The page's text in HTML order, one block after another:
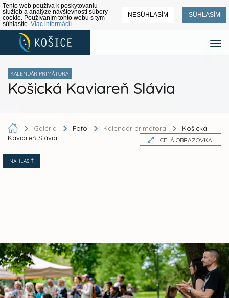
Tento web používa k poskytovaniu
služieb a analýze návštevnosti súbory
cookie. Používaním tohto webu s tým
súhlasíte. Viac informácií
NESÚHLASÍM SÚHLASÍM
KALENDÁR PRIMÁTORA
Košická Kaviareň Slávia
Galéria Foto Kalendár primátora
Košická
Kaviareň Slávia
CELÁ OBRAZOVKA
NAHLÁSIŤ